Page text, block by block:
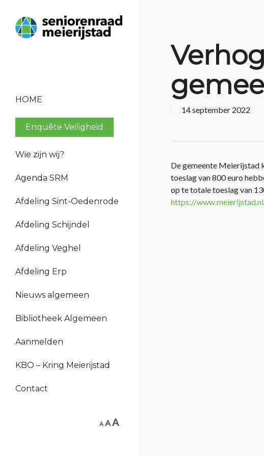
HOME
Enquête Veiligheid
Wie zijn wij?
Bestuur en organisatie
Beleid
Geschiedenis
Agenda SRM
Afdeling Sint-Oedenrode
Afdeling Schijndel
Afdeling Veghel
Afdeling Erp
Nieuws algemeen
Bibliotheek Algemeen
Aanmelden
KBO – Kring Meierijstad
Contact
A AA
14 september 2022
De gemeente Meierijstad
toeslag van 800 euro
op te totale toeslag van
https://